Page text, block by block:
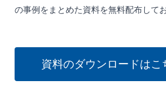
の事例をまとめた資料を無料配布してお
資料のダウンロードはこ